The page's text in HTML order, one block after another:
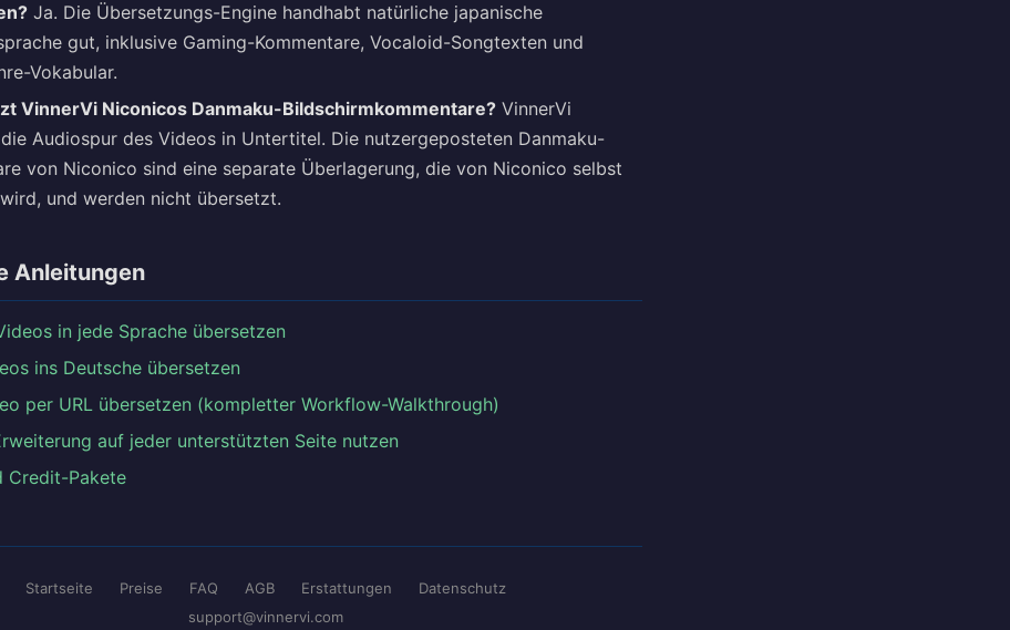
Ja. Die Übersetzungs-Engine handhabt natürliche japanische
gut, inklusive Gaming-Kommentare, Vocaloid-Songtexten und
Vokabular.
VinnerVi Niconicos Danmaku-Bildschirmkommentare? VinnerVi
Audiospur des Videos in Untertitel. Die nutzergeposteten Danmaku-
von Niconico sind eine separate Überlagerung, die von Niconico selbst
und werden nicht übersetzt.
Anleitungen
in jede Sprache übersetzen
ins Deutsche übersetzen
per URL übersetzen (kompletter Workflow-Walkthrough)
auf jeder unterstützten Seite nutzen
Credit-Pakete
Startseite Preise FAQ AGB Erstattungen
Datenschutz
support@vinnervi.com